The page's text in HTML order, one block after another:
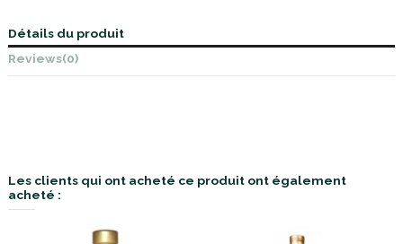
Détails du produit
Reviews(0)
Les clients qui ont acheté ce produit ont également
acheté :